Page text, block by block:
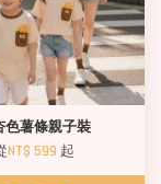
色薯條親子裝
NT$ 599 起